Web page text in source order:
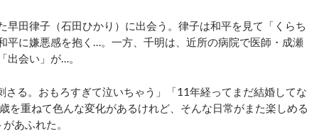
田律子（石田ひかり）に出会う。律子は和平を見て「くらち
平に嫌悪感を抱く…。一方、千明は、近所の病院で医師・成瀬
出会い」が…。
る。おもろすぎて泣いちゃう」「11年経ってまだ結婚してな
を重ねて色んな変化があるけれど、そんな日常がまた楽しめる
あふれた。